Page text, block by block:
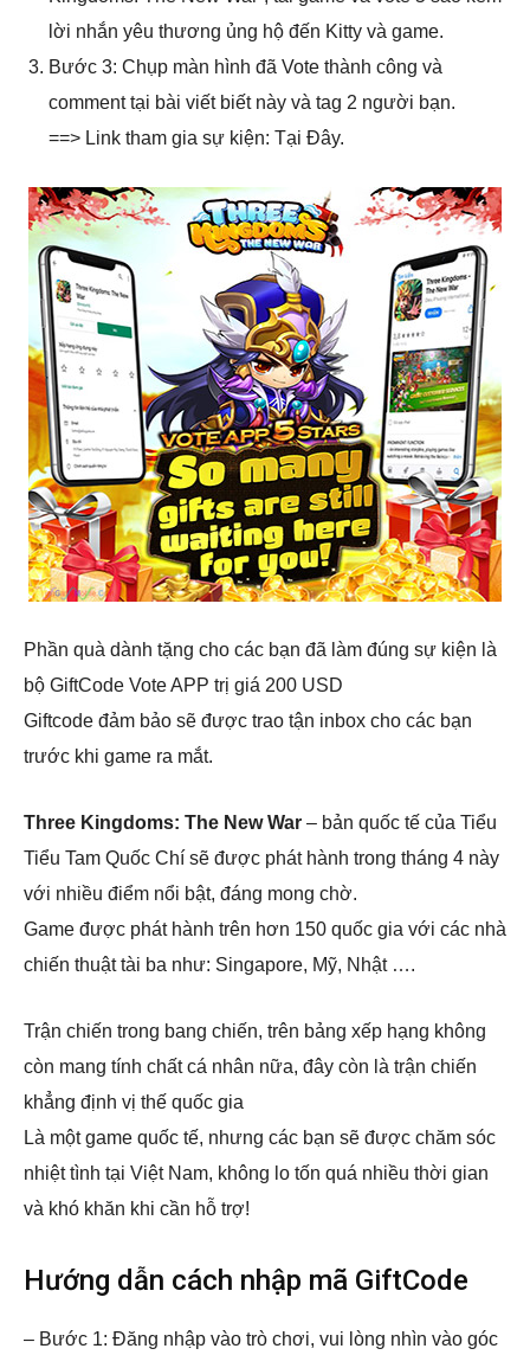
lời nhắn yêu thương ủng hộ đến Kitty và game.
Bước 3: Chụp màn hình đã Vote thành công và
comment tại bài viết biết này và tag 2 người bạn.
==> Link tham gia sự kiện: Tại Đây.
Phần quà dành tặng cho các bạn đã làm đúng sự kiện là
bộ GiftCode Vote APP trị giá 200 USD
Giftcode đảm bảo sẽ được trao tận inbox cho các bạn
trước khi game ra mắt.
Three Kingdoms: The New War – bản quốc tế của Tiểu
Tiểu Tam Quốc Chí sẽ được phát hành trong tháng 4 này
với nhiều điểm nổi bật, đáng mong chờ.
Game được phát hành trên hơn 150 quốc gia với các nhà
chiến thuật tài ba như: Singapore, Mỹ, Nhật ….
Trận chiến trong bang chiến, trên bảng xếp hạng không
còn mang tính chất cá nhân nữa, đây còn là trận chiến
khẳng định vị thế quốc gia
Là một game quốc tế, nhưng các bạn sẽ được chăm sóc
nhiệt tình tại Việt Nam, không lo tốn quá nhiều thời gian
và khó khăn khi cần hỗ trợ!
Hướng dẫn cách nhập mã GiftCode
– Bước 1: Đăng nhập vào trò chơi, vui lòng nhìn vào góc